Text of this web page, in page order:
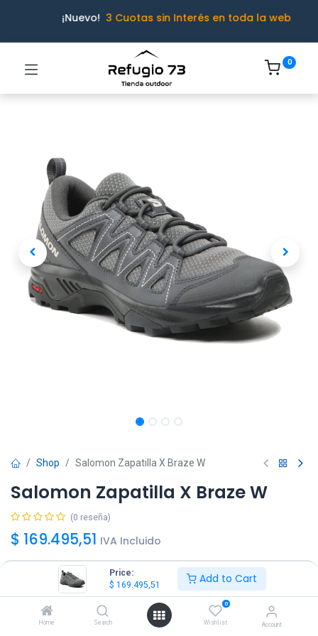
Price:
$ 169.495,51 Add to Cart
Home Search
0
Wishlist Account
¡Nuevo! 3 Cuotas sin Interés en toda la web
0
Shop Salomon Zapatilla X Braze W
Salomon Zapatilla X Braze W
(0 reseña)
$ 169.495,51 IVA Incluido
38